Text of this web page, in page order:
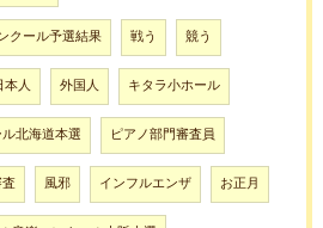
クール予選結果 戦う 競う
本人 外国人 キタラ小ホール
北海道本選 ピアノ部門審査員
風邪 インフルエンザ お正月